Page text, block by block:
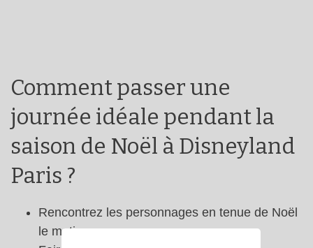
Comment passer une
journée idéale pendant la
saison de Noël à Disneyland
Paris ?
Rencontrez les personnages en tenue de Noël
le matin